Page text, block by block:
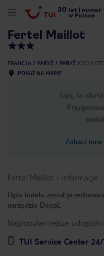
30 lat numer
w Polsce
Fertel Maillot
FRANCJA PARYŻ PARYŻ KOD
POKAŻ NA MAPIE
Ups, ta
Zobacz
Fertel Maillot - informacje
Opis hotelu został
narzędzie DeepL
Najpopularniejsze
TUI Service Center